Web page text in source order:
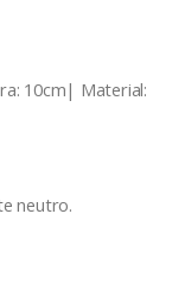
10cm| Material:
neutro.